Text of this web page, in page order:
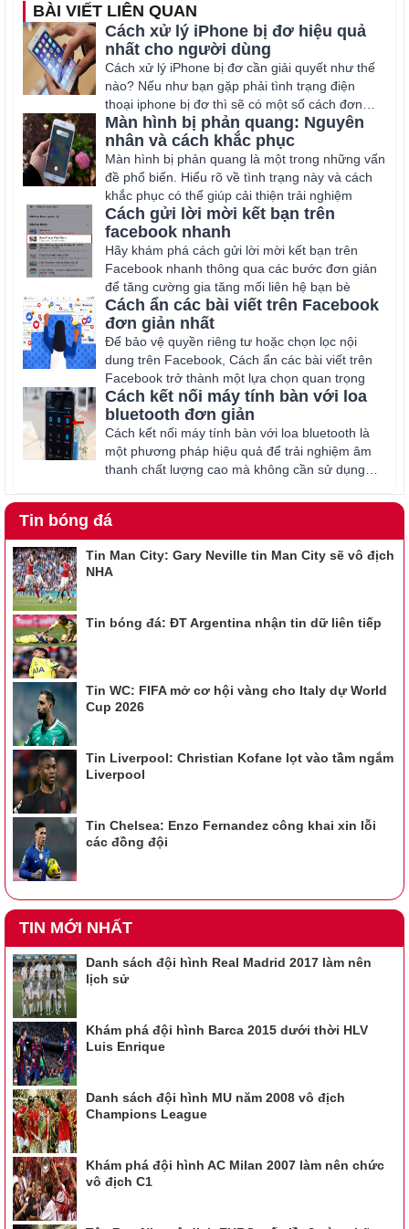
BÀI VIẾT LIÊN QUAN
Cách xử lý iPhone bị đơ hiệu quả
nhất cho người dùng
Cách xử lý iPhone bị đơ cần giải quyết như thế
nào? Nếu như bạn gặp phải tình trạng điện
thoại iphone bị đơ thì sẽ có một số cách đơn
giản
Màn hình bị phản quang: Nguyên
nhân và cách khắc phục
Màn hình bị phản quang là một trong những vấn
đề phổ biến. Hiểu rõ về tình trạng này và cách
khắc phục có thể giúp cải thiện trải nghiệm
Cách gửi lời mời kết bạn trên
facebook nhanh
Hãy khám phá cách gửi lời mời kết bạn trên
Facebook nhanh thông qua các bước đơn giản
để tăng cường gia tăng mối liên hệ bạn bè
Cách ẩn các bài viết trên Facebook
đơn giản nhất
Để bảo vệ quyền riêng tư hoặc chọn lọc nội
dung trên Facebook, Cách ẩn các bài viết trên
Facebook trở thành một lựa chọn quan trọng
Cách kết nối máy tính bàn với loa
bluetooth đơn giản
Cách kết nối máy tính bàn với loa bluetooth là
một phương pháp hiệu quả để trải nghiệm âm
thanh chất lượng cao mà không cần sử dụng
Tin bóng đá
Tin Man City: Gary Neville tin Man City sẽ vô địch
NHA
Tin bóng đá: ĐT Argentina nhận tin dữ liên tiếp
Tin WC: FIFA mở cơ hội vàng cho Italy dự World
Cup 2026
Tin Liverpool: Christian Kofane lọt vào tầm ngắm
Liverpool
Tin Chelsea: Enzo Fernandez công khai xin lỗi
các đồng đội
TIN MỚI NHẤT
Danh sách đội hình Real Madrid 2017 làm nên
lịch sử
Khám phá đội hình Barca 2015 dưới thời HLV
Luis Enrique
Danh sách đội hình MU năm 2008 vô địch
Champions League
Khám phá đội hình AC Milan 2007 làm nên chức
vô địch C1